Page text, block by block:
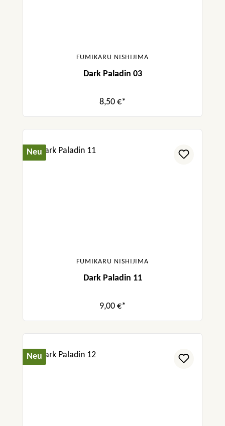
FUMIKARU NISHIJIMA
Dark Paladin 03
8,50 €*
Neu
FUMIKARU NISHIJIMA
Dark Paladin 11
9,00 €*
Neu